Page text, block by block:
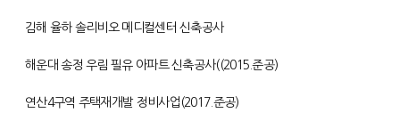
김해 율하 솔리비오 메디컬센터 신축공사
해운대 송정 우림 필유 아파트 신축공사((2015.준공)
연산4구역 주택재개발 정비사업(2017.준공)